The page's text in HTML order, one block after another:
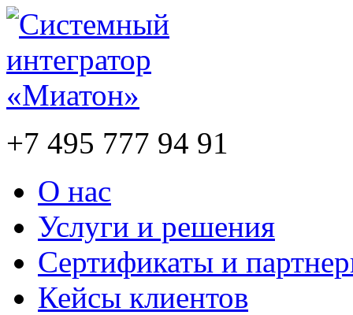
+7 495 777 94 91
О нас
Услуги и решения
Сертификаты и
Кейсы клиентов